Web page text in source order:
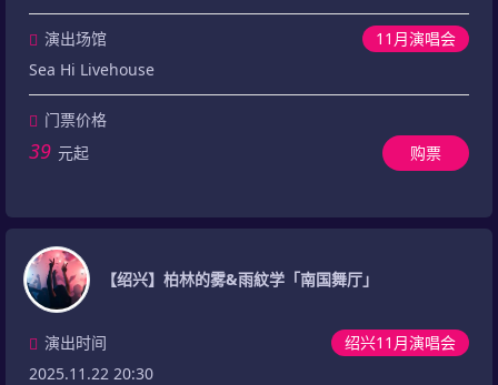
11月演唱会
演出场馆
Sea Hi Livehouse
门票价格
39 元起 购票
【绍兴】柏林的雾&雨紋学「南国舞厅」
绍兴11月演唱会
演出时间
2025.11.22 20:30